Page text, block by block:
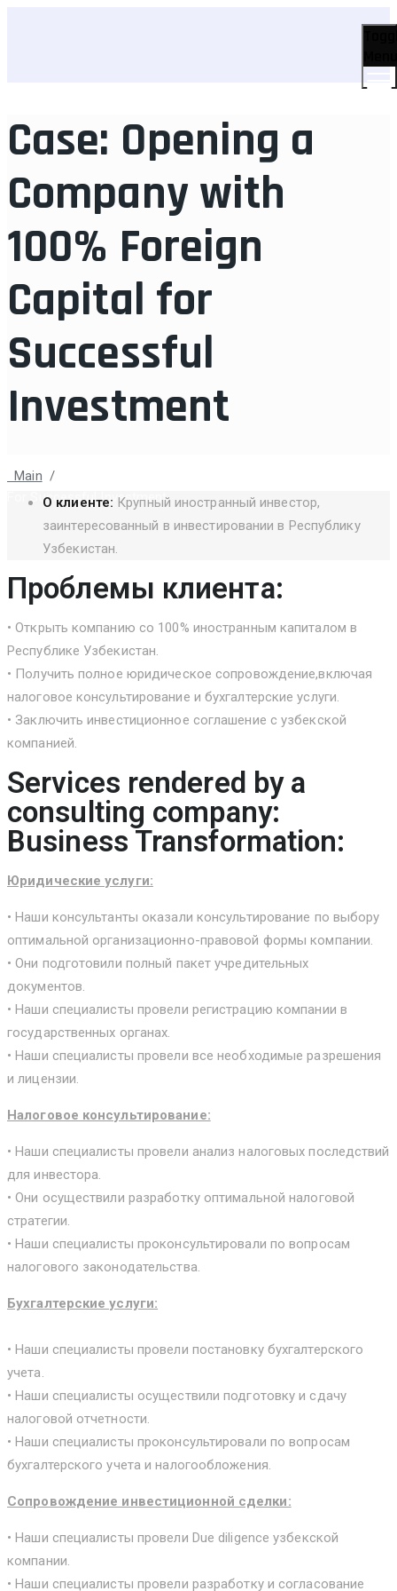
Case: Opening a
Company with
100% Foreign
Capital for
Successful
Investment
Main /
For Successful Investment
О клиенте: Крупный иностранный инвестор,
заинтересованный в инвестировании в Республику
Узбекистан.
Проблемы клиента:
• Открыть компанию со 100% иностранным капиталом в
Республике Узбекистан.
• Получить полное юридическое сопровождение,включая
налоговое консультирование и бухгалтерские услуги.
• Заключить инвестиционное соглашение с узбекской
компанией.
Services rendered by a
consulting company:
Business Transformation:
Юридические услуги:
• Наши консультанты оказали консультирование по выбору
оптимальной организационно-правовой формы компании.
• Они подготовили полный пакет учредительных
документов.
• Наши специалисты провели регистрацию компании в
государственных органах.
• Наши специалисты провели все необходимые разрешения
и лицензии.
Налоговое консультирование:
• Наши специалисты провели анализ налоговых последствий
для инвестора.
• Они осуществили разработку оптимальной налоговой
стратегии.
• Наши специалисты проконсультировали по вопросам
налогового законодательства.
Бухгалтерские услуги:
• Наши специалисты провели постановку бухгалтерского
учета.
• Наши специалисты осуществили подготовку и сдачу
налоговой отчетности.
• Наши специалисты проконсультировали по вопросам
бухгалтерского учета и налогообложения.
Сопровождение инвестиционной сделки:
• Наши специалисты провели Due diligence узбекской
компании.
• Наши специалисты провели разработку и согласование